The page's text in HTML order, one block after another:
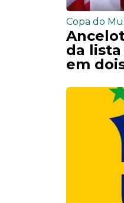
Copa do
da lista
em